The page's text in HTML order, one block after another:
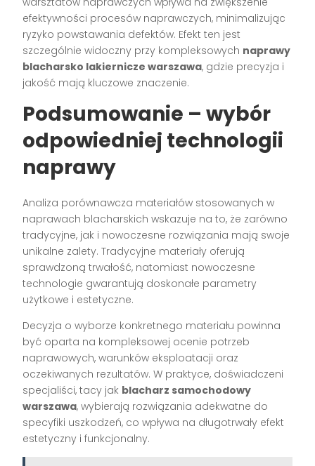
efektywności procesów naprawczych, minimalizując
ryzyko powstawania defektów. Efekt ten jest
szczególnie widoczny przy kompleksowych naprawy
blacharsko lakiernicze warszawa, gdzie precyzja i
jakość mają kluczowe znaczenie.
Podsumowanie – wybór
odpowiedniej technologii
naprawy
Analiza porównawcza materiałów stosowanych w
naprawach blacharskich wskazuje na to, że zarówno
tradycyjne, jak i nowoczesne rozwiązania mają swoje
unikalne zalety. Tradycyjne materiały oferują
sprawdzoną trwałość, natomiast nowoczesne
technologie gwarantują doskonałe parametry
użytkowe i estetyczne.
Decyzja o wyborze konkretnego materiału powinna
być oparta na kompleksowej ocenie potrzeb
naprawowych, warunków eksploatacji oraz
oczekiwanych rezultatów. W praktyce, doświadczeni
specjaliści, tacy jak blacharz samochodowy
warszawa, wybierają rozwiązania adekwatne do
specyfiki uszkodzeń, co wpływa na długotrwały efekt
estetyczny i funkcjonalny.